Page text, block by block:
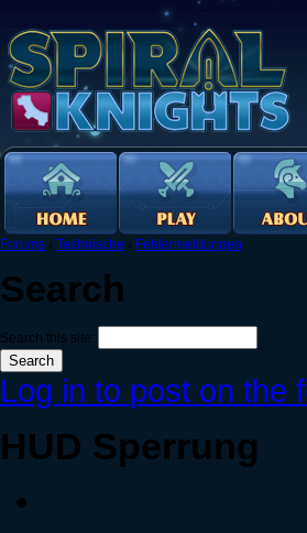
Forums › Technische › Fehlermeldungen
Search
Search this site:
Log in to post on the
HUD Sperrung